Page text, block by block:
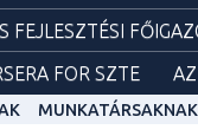
FEJLESZTÉSI
FOR SZTE AZ
MUNKATÁRSAKNAK